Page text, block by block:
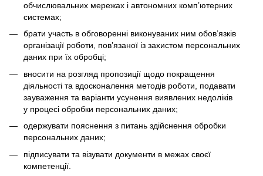
обчислювальних мережах і автономних комп’ютерних
системах;
брати участь в обговоренні виконуваних ним обов’язків
організації роботи, пов’язаної із захистом персональних
даних при їх обробці;
вносити на розгляд пропозиції щодо покращення
діяльності та вдосконалення методів роботи, подавати
зауваження та варіанти усунення виявлених недоліків
у процесі обробки персональних даних;
одержувати пояснення з питань здійснення обробки
персональних даних;
підписувати та візувати документи в межах своєї
компетенції.